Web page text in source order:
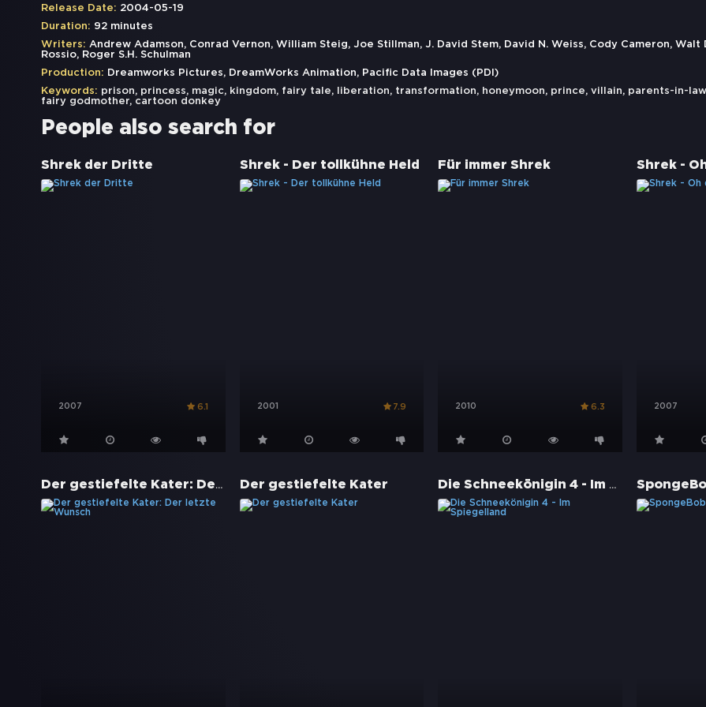
Release Date: 2004-05-19
Duration: 92 minutes
Writers: Andrew Adamson, Conrad Vernon, William Steig, Joe Stillman, J. David Stem, David N. Weiss, Cody Cameron,
Rossio, Roger S.H. Schulman
Production: Dreamworks Pictures, DreamWorks Animation, Pacific Data Images (PDI)
Keywords: prison, princess, magic, kingdom, fairy tale, liberation, transformation, honeymoon, prince, villain, parents-in-law
fairy godmother, cartoon donkey
People also search for
Shrek der Dritte
2007 6.1
Shrek - Der tollkühne Held
2001 7.9
Für immer Shrek
2010 6.3
Shrek -
2007
Der gestiefelte Kater: Der letzte Wunsch Der gestiefelte Kater Die Schneekönigin 4 - Im Spiegelland